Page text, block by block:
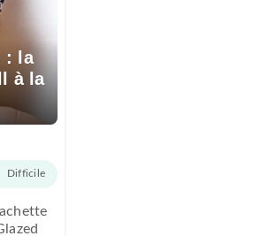
: la
à la
Difficile